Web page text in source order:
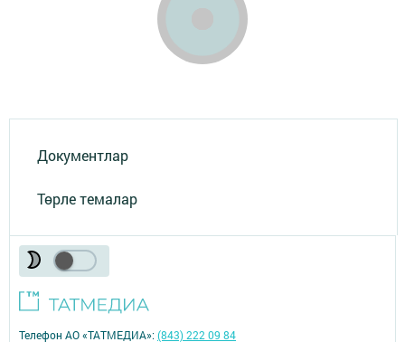
Документлар
Төрле темалар
Телефон АО «ТАТМЕДИА»:(843) 222 09 84